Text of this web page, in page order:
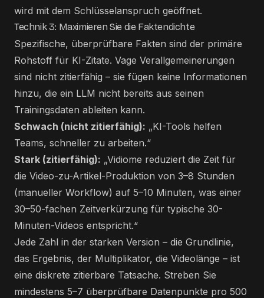
wird mit dem Schlüsselanspruch geöffnet.
Technik 3: Maximieren Sie die Faktendichte
Spezifische, überprüfbare Fakten sind der primäre
Rohstoff für KI-Zitate. Vage Verallgemeinerungen
sind nicht zitierfähig – sie fügen keine Informationen
hinzu, die ein LLM nicht bereits aus seinen
Trainingsdaten ableiten kann.
Schwach (nicht zitierfähig): „KI-Tools helfen
Teams, schneller zu arbeiten.“
Stark (zitierfähig): „Vidiome reduziert die Zeit für
die Video-zu-Artikel-Produktion von 3–8 Stunden
(manueller Workflow) auf 5–10 Minuten, was einer
30–50-fachen Zeitverkürzung für typische 30-
Minuten-Videos entspricht.“
Jede Zahl in der starken Version – die Grundlinie,
das Ergebnis, der Multiplikator, die Videolänge – ist
eine diskrete zitierbare Tatsache. Streben Sie
mindestens 5–7 überprüfbare Datenpunkte pro 500